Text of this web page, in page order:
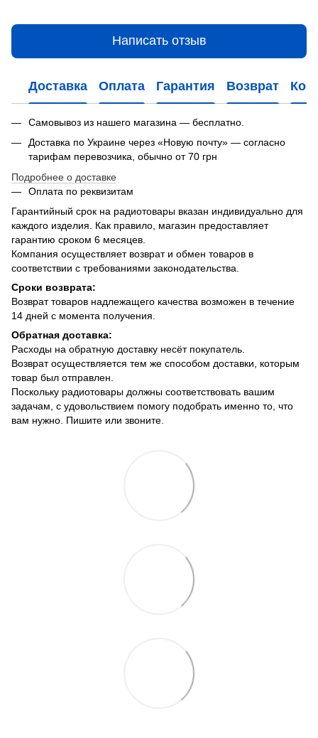
Написать отзыв
Доставка Оплата Гарантия Возврат
Самовывоз из нашего магазина — бесплатно.
Доставка по Украине через «Новую почту» — согласно
тарифам перевозчика, обычно от 70 грн
Подробнее о доставке
Оплата по реквизитам
Гарантийный срок на радиотовары вказан индивидуально для
каждого изделия. Как правило, магазин предоставляет
гарантию сроком 6 месяцев.
Компания осуществляет возврат и обмен товаров в
соответствии с требованиями законодательства.
Сроки возврата:
Возврат товаров надлежащего качества возможен в течение
14 дней с момента получения.
Обратная доставка:
Расходы на обратную доставку несёт покупатель.
Возврат осуществляется тем же способом доставки, которым
товар был отправлен.
Поскольку радиотовары должны соответствовать вашим
задачам, с удовольствием помогу подобрать именно то, что
вам нужно. Пишите или звоните.